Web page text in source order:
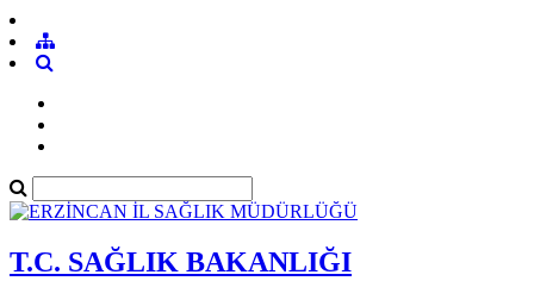
T.C. SAĞLIK BAKANLIĞI